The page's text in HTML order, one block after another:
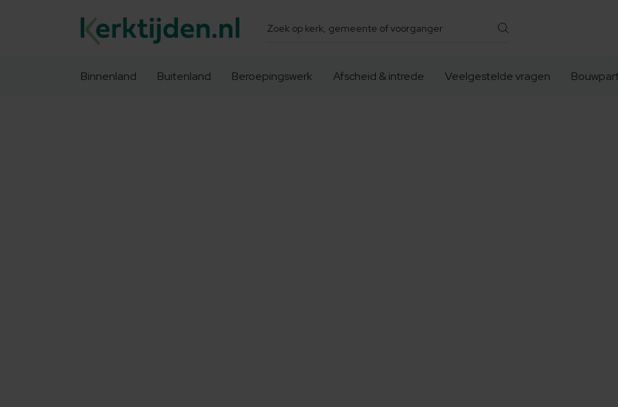
Zoeken
Binnenland Buitenland Beroepingswerk Afscheid & intrede Veelgestelde vragen